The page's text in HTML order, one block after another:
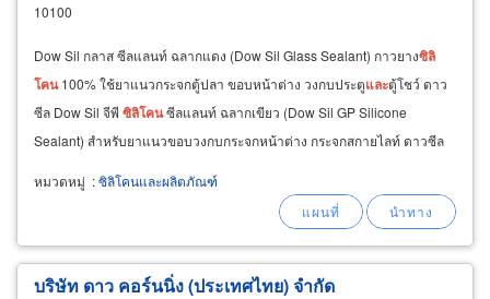
10100
Dow Sil กลาส ซีลแลนท์ ฉลากแดง (Dow Sil Glass Sealant) กาวยางซิลิ
โคน100% ใช้ยาแนวกระจกตู้ปลา ขอบหน้าต่าง วงกบประตูและตู้โชว์ ดาว
ซีล Dow Sil จีพี ซิลิโคนซีลแลนท์ ฉลากเขียว (Dow Sil GP Silicone
Sealant) สำหรับยาแนวขอบวงกบกระจกหน้าต่าง กระจกสกายไลท์ ดาวซีล
หมวดหมู่ :ซิลิโคนและผลิตภัณฑ์
บริษัท ดาว คอร์นนิ่ง (ประเทศไทย) จำกัด